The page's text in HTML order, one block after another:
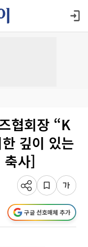
협회장 “K
깊이 있는
축사]
구글 선호매체 추가